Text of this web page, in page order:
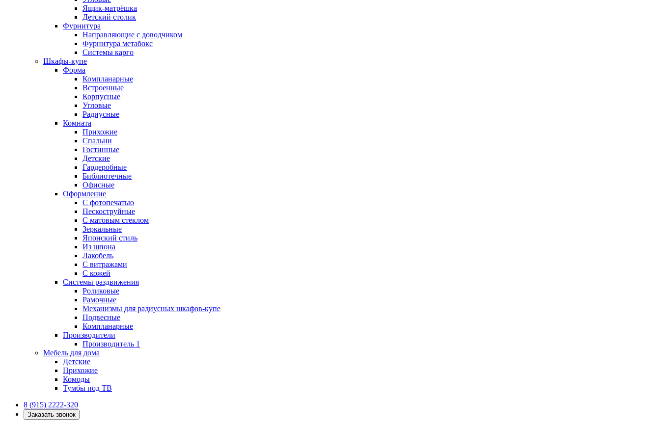
Ящик-матрёшка
Детский столик
Фурнитура
Направляющие с доводчиком
Фурнитура метабокс
Системы карго
Шкафы-купе
Форма
Компланарные
Встроенные
Корпусные
Угловые
Радиусные
Комната
Прихожие
Спальни
Гостинные
Детские
Гардеробные
Библиотечные
Офисные
Оформление
С фотопечатью
Пескоструйные
С матовым стеклом
Зеркальные
Японский стиль
Из шпона
Лакобель
С витражами
С кожей
Системы раздвижения
Роликовые
Рамочные
Механизмы для радиусных шкафов-купе
Подвесные
Компланарные
Производители
Производитель 1
Мебель для дома
Детские
Прихожие
Комоды
Тумбы под ТВ
8 (915) 2222-320
Заказать звонок